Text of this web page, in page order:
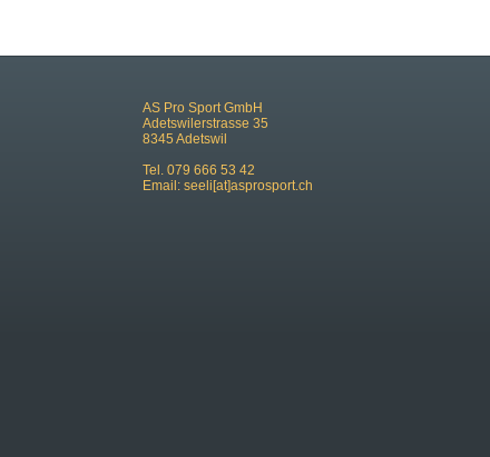
AS Pro Sport GmbH
Adetswilerstrasse 35
8345 Adetswil
Tel. 079 666 53 42
Email: seeli[at]asprosport.ch